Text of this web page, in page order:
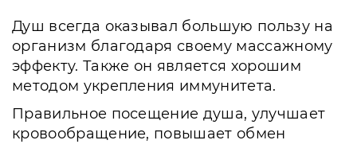
Душ всегда оказывал большую пользу на
организм благодаря своему массажному
эффекту. Также он является хорошим
методом укрепления иммунитета.
Правильное посещение душа, улучшает
кровообращение, повышает обмен